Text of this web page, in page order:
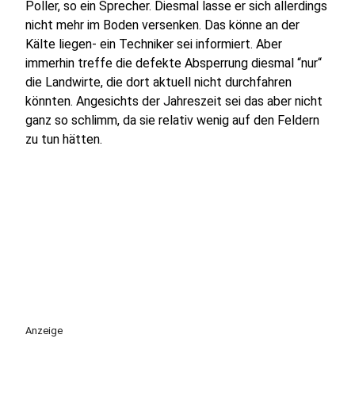
Poller, so ein Sprecher. Diesmal lasse er sich allerdings
nicht mehr im Boden versenken. Das könne an der
Kälte liegen- ein Techniker sei informiert. Aber
immerhin treffe die defekte Absperrung diesmal “nur“
die Landwirte, die dort aktuell nicht durchfahren
könnten. Angesichts der Jahreszeit sei das aber nicht
ganz so schlimm, da sie relativ wenig auf den Feldern
zu tun hätten.
Anzeige